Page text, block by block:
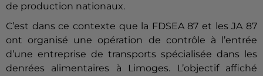
de production nationaux.
C’est dans ce contexte que la FDSEA 87 et les JA 87
ont organisé une opération de contrôle à l’entrée
d’une entreprise de transports spécialisée dans les
denrées alimentaires à Limoges. L’objectif affiché